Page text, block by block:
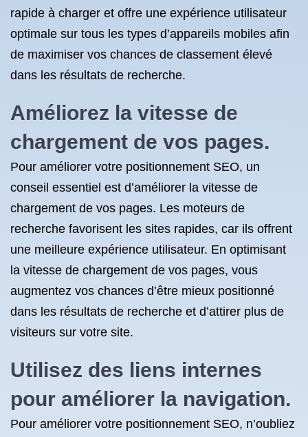
rapide à charger et offre une expérience utilisateur
optimale sur tous les types d’appareils mobiles afin
de maximiser vos chances de classement élevé
dans les résultats de recherche.
Améliorez la vitesse de
chargement de vos pages.
Pour améliorer votre positionnement SEO, un
conseil essentiel est d’améliorer la vitesse de
chargement de vos pages. Les moteurs de
recherche favorisent les sites rapides, car ils offrent
une meilleure expérience utilisateur. En optimisant
la vitesse de chargement de vos pages, vous
augmentez vos chances d’être mieux positionné
dans les résultats de recherche et d’attirer plus de
visiteurs sur votre site.
Utilisez des liens internes
pour améliorer la navigation.
Pour améliorer votre positionnement SEO, n’oubliez